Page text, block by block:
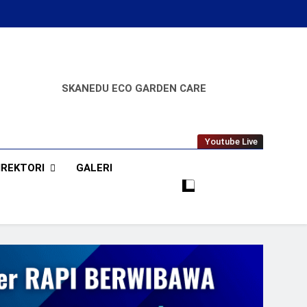
SKANEDU ECO GARDEN CARE
Youtube Live
GALERI